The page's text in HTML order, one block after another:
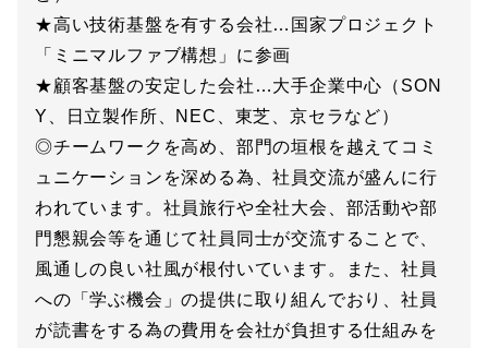
★高い技術基盤を有する会社…国家プロジェクト
「ミニマルファブ構想」に参画
★顧客基盤の安定した会社…大手企業中心（SON
Y、日立製作所、NEC、東芝、京セラなど）
◎チームワークを高め、部門の垣根を越えてコミ
ュニケーションを深める為、社員交流が盛んに行
われています。社員旅行や全社大会、部活動や部
門懇親会等を通じて社員同士が交流することで、
風通しの良い社風が根付いています。また、社員
への「学ぶ機会」の提供に取り組んでおり、社員
が読書をする為の費用を会社が負担する仕組みを